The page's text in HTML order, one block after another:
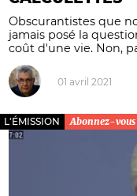
Obscurantistes que
jamais posé la
coût d'une vie. Non,
01 avril 2021
L'ÉMISSION Abonnez-vous